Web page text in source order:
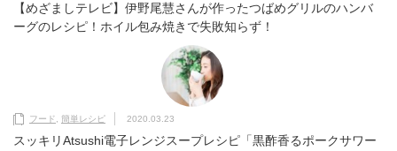
【めざましテレビ】伊野尾慧さんが作ったつばめグリルのハンバ
ーグのレシピ！ホイル包み焼きで失敗知らず！
フード 簡単レシピ 2020.03.23
スッキリAtsushi電子レンジスープレシピ「黒酢香るポークサワー